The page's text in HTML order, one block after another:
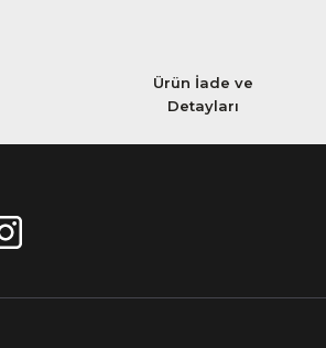
Ürün İade ve
Detayları